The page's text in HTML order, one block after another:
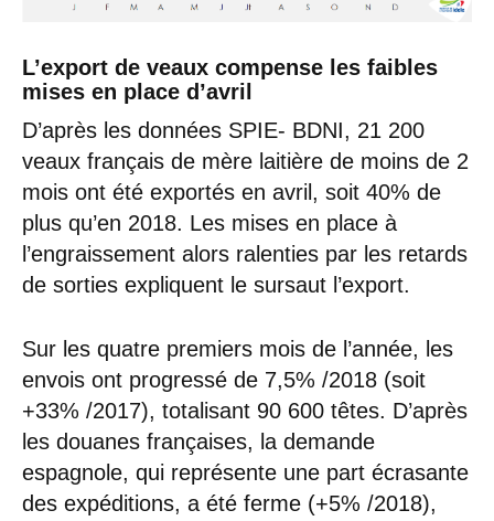
L’export de veaux compense les faibles
mises en place d’avril
D’après les données SPIE- BDNI, 21 200
veaux français de mère laitière de moins de 2
mois ont été exportés en avril, soit 40% de
plus qu’en 2018. Les mises en place à
l’engraissement alors ralenties par les retards
de sorties expliquent le sursaut l’export.
Sur les quatre premiers mois de l’année, les
envois ont progressé de 7,5% /2018 (soit
+33% /2017), totalisant 90 600 têtes. D’après
les douanes françaises, la demande
espagnole, qui représente une part écrasante
des expéditions, a été ferme (+5% /2018),